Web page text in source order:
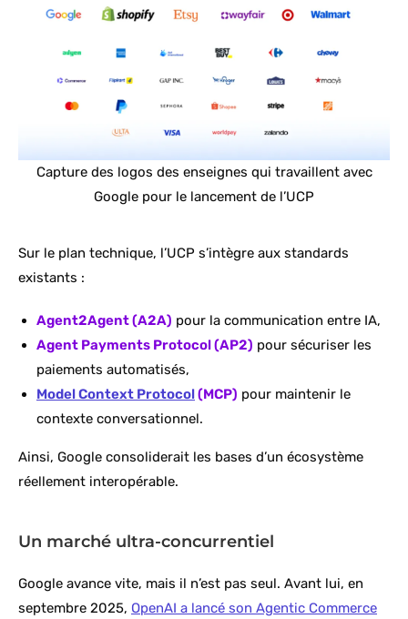
Capture des logos des enseignes qui travaillent avec
Google pour le lancement de l’UCP
Sur le plan technique, l’UCP s’intègre aux standards
existants :
Agent2Agent (A2A) pour la communication entre IA,
Agent Payments Protocol (AP2) pour sécuriser les
paiements automatisés,
Model Context Protocol(MCP) pour maintenir le
contexte conversationnel.
Ainsi, Google consoliderait les bases d’un écosystème
réellement interopérable.
Un marché ultra-concurrentiel
Google avance vite, mais il n’est pas seul. Avant lui, en
septembre 2025, OpenAI a lancé son Agentic Commerce